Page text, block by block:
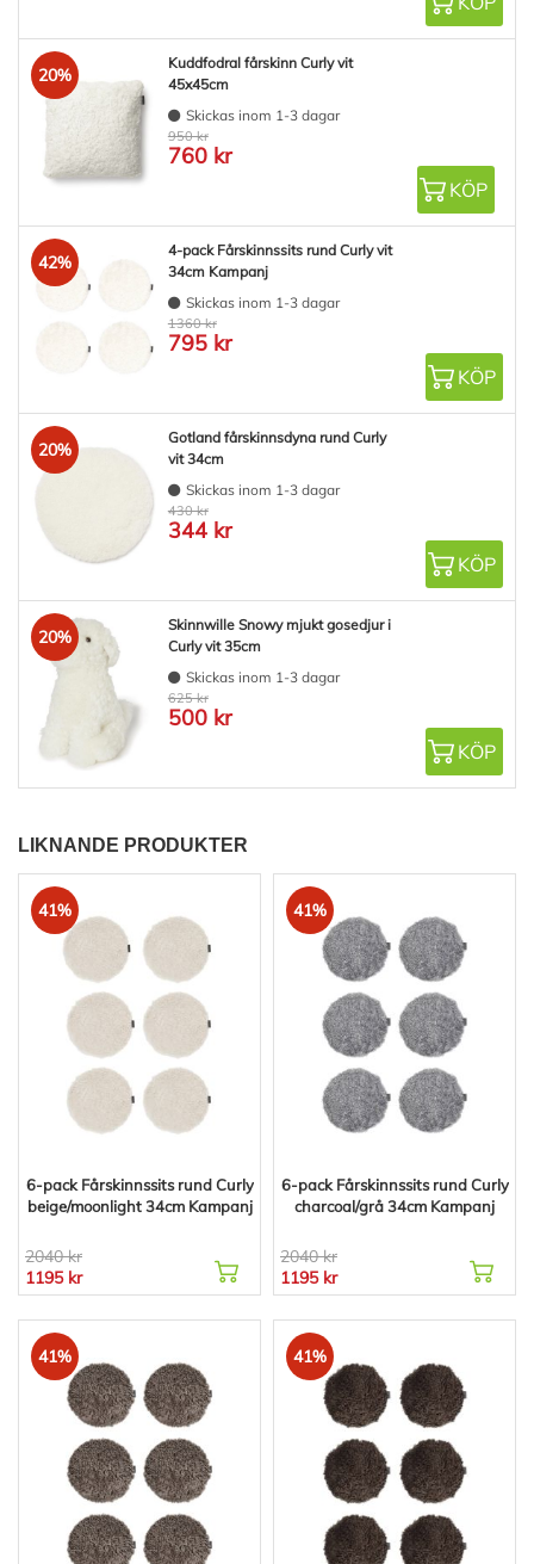
20%
Kuddfodral fårskinn Curly vit
45x45cm
Skickas inom 1-3 dagar
950 kr
760 kr
KÖP
42%
4-pack Fårskinnssits rund Curly vit
34cm Kampanj
Skickas inom 1-3 dagar
1360 kr
795 kr
KÖP
20%
Gotland fårskinnsdyna rund Curly
vit 34cm
Skickas inom 1-3 dagar
430 kr
344 kr
KÖP
20%
Skinnwille Snowy mjukt gosedjur i
Curly vit 35cm
Skickas inom 1-3 dagar
625 kr
500 kr
KÖP
LIKNANDE PRODUKTER
41%
6-pack Fårskinnssits rund Curly
beige/moonlight 34cm Kampanj
2040 kr
1195 kr
41%
6-pack Fårskinnssits rund Curly
charcoal/grå 34cm Kampanj
2040 kr
1195 kr
41% 41%